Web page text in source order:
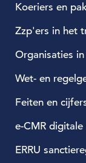
Koeriers en
Zzp'ers in het
Organisaties
Wet- en
Feiten en
e-CMR
ERRU